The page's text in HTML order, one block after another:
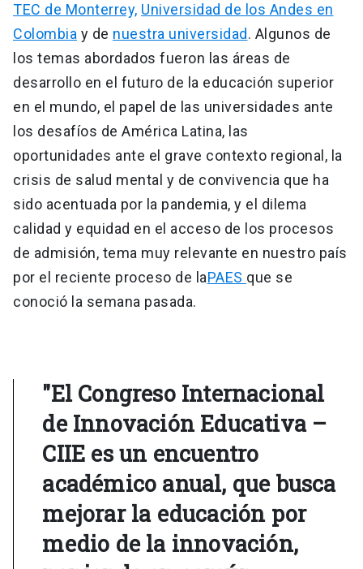
TEC de Monterrey, Universidad de los Andes en
Colombia y de nuestra universidad. Algunos de
los temas abordados fueron las áreas de
desarrollo en el futuro de la educación superior
en el mundo, el papel de las universidades ante
los desafíos de América Latina, las
oportunidades ante el grave contexto regional, la
crisis de salud mental y de convivencia que ha
sido acentuada por la pandemia, y el dilema
calidad y equidad en el acceso de los procesos
de admisión, tema muy relevante en nuestro país
por el reciente proceso de laPAES que se
conoció la semana pasada.
"El Congreso Internacional
de Innovación Educativa –
CIIE es un encuentro
académico anual, que busca
mejorar la educación por
medio de la innovación,